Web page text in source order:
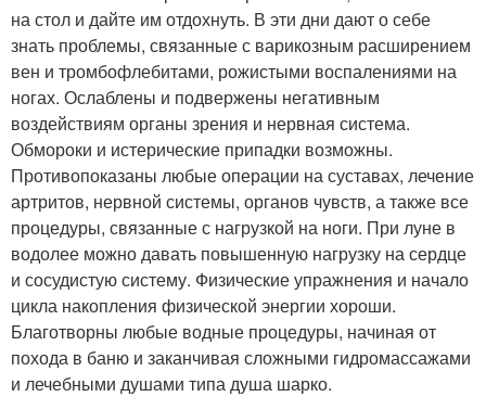
на стол и дайте им отдохнуть. В эти дни дают о себе
знать проблемы, связанные с варикозным расширением
вен и тромбофлебитами, рожистыми воспалениями на
ногах. Ослаблены и подвержены негативным
воздействиям органы зрения и нервная система.
Обмороки и истерические припадки возможны.
Противопоказаны любые операции на суставах, лечение
артритов, нервной системы, органов чувств, а также все
процедуры, связанные с нагрузкой на ноги. При луне в
водолее можно давать повышенную нагрузку на сердце
и сосудистую систему. Физические упражнения и начало
цикла накопления физической энергии хороши.
Благотворны любые водные процедуры, начиная от
похода в баню и заканчивая сложными гидромассажами
и лечебными душами типа душа шарко.